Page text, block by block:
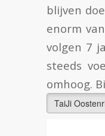
blijven
enorm
volgen 7
steeds
omhoog.
TaiJi